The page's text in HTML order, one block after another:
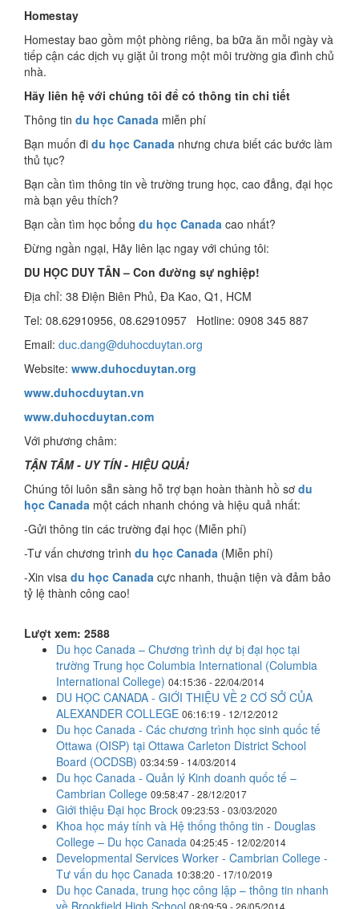
Homestay
Homestay bao gồm một phòng riêng, ba bữa ăn mỗi ngày và
tiếp cận các dịch vụ giặt ủi trong một môi trường gia đình chủ
nhà.
Hãy liên hệ với chúng tôi để có thông tin chi tiết
Thông tin du học Canada miễn phí
Bạn muốn đi du học Canada nhưng chưa biết các bước làm
thủ tục?
Bạn cần tìm thông tin về trường trung học, cao đẳng, đại học
mà bạn yêu thích?
Bạn cần tìm học bổng du học Canada cao nhất?
Đừng ngần ngại, Hãy liên lạc ngay với chúng tôi:
DU HỌC DUY TÂN – Con đường sự nghiệp!
Địa chỉ: 38 Điện Biên Phủ, Đa Kao, Q1, HCM
Tel: 08.62910956, 08.62910957 Hotline: 0908 345 887
Email: duc.dang@duhocduytan.org
Website: www.duhocduytan.org
www.duhocduytan.vn
www.duhocduytan.com
Với phương châm:
TẬN TÂM - UY TÍN - HIỆU QUẢ!
Chúng tôi luôn sẵn sàng hỗ trợ bạn hoàn thành hồ sơ du
học Canada một cách nhanh chóng và hiệu quả nhất:
-Gửi thông tin các trường đại học (Miễn phí)
-Tư vấn chương trình du học Canada (Miễn phí)
-Xin visa du học Canada cực nhanh, thuận tiện và đảm bảo
tỷ lệ thành công cao!
Lượt xem: 2588
Du học Canada – Chương trình dự bị đại học tại
trường Trung học Columbia International (Columbia
International College) 04:15:36 - 22/04/2014
DU HỌC CANADA - GIỚI THIỆU VỀ 2 CƠ SỞ CỦA
ALEXANDER COLLEGE 06:16:19 - 12/12/2012
Du học Canada - Các chương trình học sinh quốc tế
Ottawa (OISP) tại Ottawa Carleton District School
Board (OCDSB) 03:34:59 - 14/03/2014
Du học Canada - Quản lý Kinh doanh quốc tế –
Cambrian College 09:58:47 - 28/12/2017
Giới thiệu Đại học Brock 09:23:53 - 03/03/2020
Khoa học máy tính và Hệ thống thông tin - Douglas
College – Du học Canada 04:25:45 - 12/02/2014
Developmental Services Worker - Cambrian College -
Tư vấn du học Canada 10:38:20 - 17/10/2019
Du học Canada, trung học công lập – thông tin nhanh
về Brookfield High School 08:09:59 - 26/05/2014